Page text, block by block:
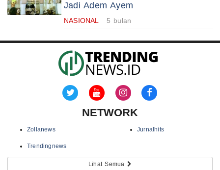
Jadi Adem Ayem
NASIONAL 5 bulan
NETWORK
Zollanews Jurnalhits
Trendingnews
Lihat Semua